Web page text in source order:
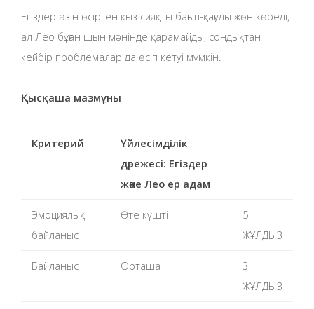
Егіздер өзін өсірген қыз сияқты бағып-қағуды жөн көреді,
ал Лео бұған шын мәнінде қарамайды, сондықтан
кейбір проблемалар да өсіп кетуі мүмкін.
Қысқаша мазмұны
Критерий
Үйлесімділік
дәрежесі: Егіздер
және Лео ер адам
Эмоциялық
байланыс
Өте күшті
5
ЖҰЛДЫЗ
Байланыс Орташа
3
ЖҰЛДЫЗ